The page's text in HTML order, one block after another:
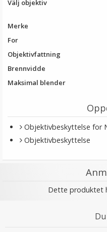
Välj objektiv
Merke
For
Objektivfattning
Brennvidde
Maksimal blender
Objektivbeskyttelse for
Objektivbeskyttelse
Dette produktet